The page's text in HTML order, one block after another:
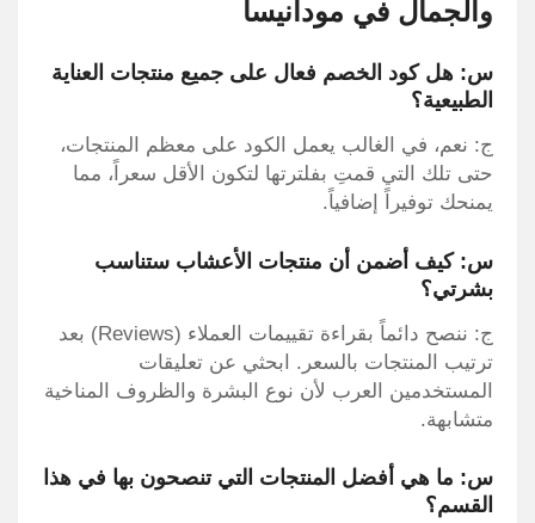
والجمال في مودانيسا
س: هل كود الخصم فعال على جميع منتجات العناية
الطبيعية؟
ج: نعم، في الغالب يعمل الكود على معظم المنتجات،
حتى تلك التي قمتِ بفلترتها لتكون الأقل سعراً، مما
يمنحك توفيراً إضافياً.
س: كيف أضمن أن منتجات الأعشاب ستناسب
بشرتي؟
ج: ننصح دائماً بقراءة تقييمات العملاء (Reviews) بعد
ترتيب المنتجات بالسعر. ابحثي عن تعليقات
المستخدمين العرب لأن نوع البشرة والظروف المناخية
متشابهة.
س: ما هي أفضل المنتجات التي تنصحون بها في هذا
القسم؟